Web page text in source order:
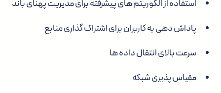
استفاده از الگوریتم های پیشرفته برای مدیریت پهنای باند
پاداش دهی به کاربران برای اشتراک گذاری منابع
سرعت بالای انتقال داده ها
مقیاس پذیری شبکه